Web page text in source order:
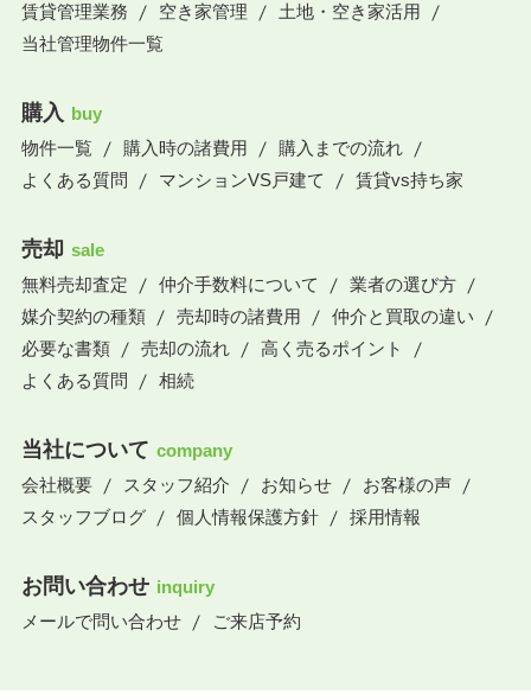
賃貸管理業務
空き家管理
土地・空き家活用
当社管理物件一覧
購入 buy
物件一覧
購入時の諸費用
購入までの流れ
よくある質問
マンションVS戸建て 賃貸vs持ち家
売却 sale
無料売却査定
仲介手数料について
業者の選び方
媒介契約の種類
売却時の諸費用
仲介と買取の違い
必要な書類
売却の流れ
高く売るポイント
よくある質問
相続
当社について company
会社概要
スタッフ紹介 お知らせ
お客様の声
スタッフブログ
個人情報保護方針 採用情報
お問い合わせ inquiry
メールで問い合わせ
ご来店予約